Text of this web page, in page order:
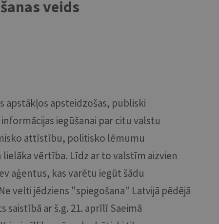
veids
apstākļos apsteidzošas, publiski
iegūšanai par citu valstu
attīstību, politisko lēmumu
lielāka vērtība. Līdz ar to valstīm aizvien
aģentus, kas varētu iegūt šādu
velti jēdziens "spiegošana" Latvijā pēdējā
saistībā ar š.g. 21. aprīlī Saeimā